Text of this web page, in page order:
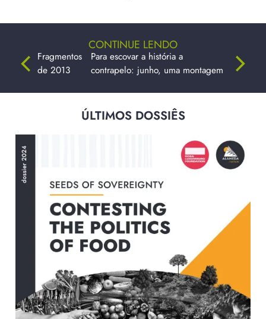
CONTINUE LENDO
Fragmentos
de 2013
Para escovar a história a
contrapelo: junho, uma montagem
ÚLTIMOS DOSSIÊS